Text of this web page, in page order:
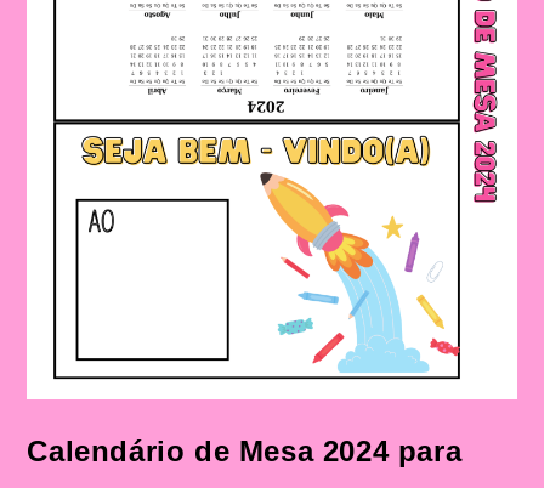
Calendário de Mesa 2024 para